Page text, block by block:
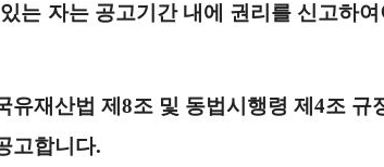
는 자는 공고기간 내에 권리를 신고하
재산법 제8조 및 동법시행령 제4조 규
고합니다.